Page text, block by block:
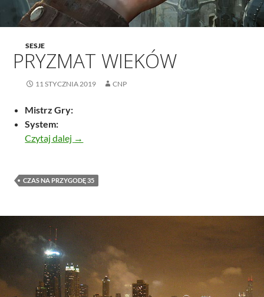
SESJE
PRYZMAT WIEKÓW
11 STYCZNIA 2019 CNP
Mistrz Gry:
System:
Czytaj dalej
Pryzmat Wieków
→
CZAS NA PRZYGODĘ 35